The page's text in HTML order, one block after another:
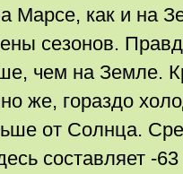
Марсе, как и на
сезонов.
чем на Земле.
же, гораздо
от Солнца.
составляет -